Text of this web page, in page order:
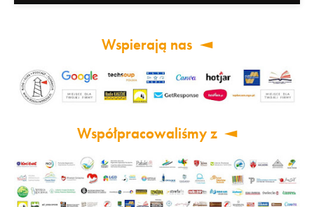
Wspierają nas
Współpracowaliśmy z